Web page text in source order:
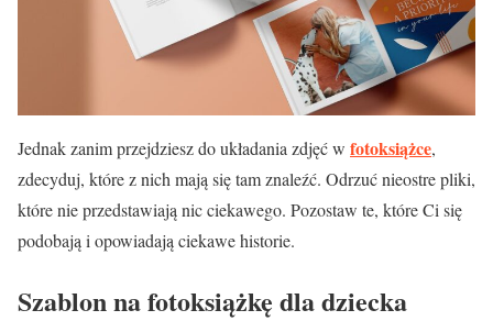
Jednak zanim przejdziesz do układania zdjęć w fotoksiążce,
zdecyduj, które z nich mają się tam znaleźć. Odrzuć nieostre pliki,
które nie przedstawiają nic ciekawego. Pozostaw te, które Ci się
podobają i opowiadają ciekawe historie.
Szablon na fotoksiążkę dla dziecka